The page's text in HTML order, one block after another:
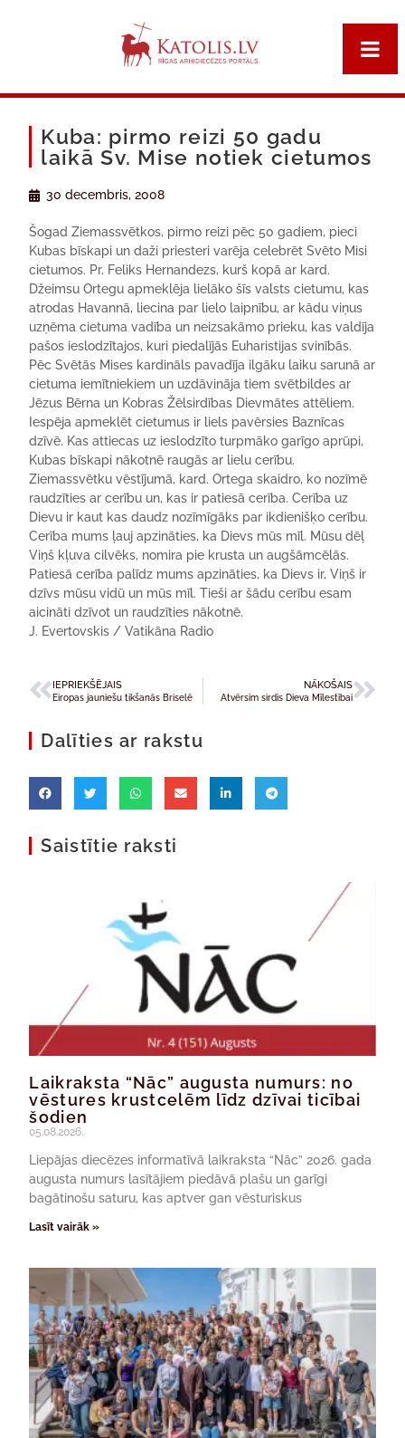
Kuba: pirmo reizi 50 gadu
laikā Sv. Mise notiek cietumos
30 decembris, 2008
Šogad Ziemassvētkos, pirmo reizi pēc 50 gadiem, pieci
Kubas bīskapi un daži priesteri varēja celebrēt Svēto Misi
cietumos. Pr. Feliks Hernandezs, kurš kopā ar kard.
Džeimsu Ortegu apmeklēja lielāko šīs valsts cietumu, kas
atrodas Havannā, liecina par lielo laipnību, ar kādu viņus
uzņēma cietuma vadība un neizsakāmo prieku, kas valdīja
pašos ieslodzītajos, kuri piedalījās Euharistijas svinībās.
Pēc Svētās Mises kardināls pavadīja ilgāku laiku sarunā ar
cietuma iemītniekiem un uzdāvināja tiem svētbildes ar
Jēzus Bērna un Kobras Žēlsirdības Dievmātes attēliem.
Iespēja apmeklēt cietumus ir liels pavērsies Baznīcas
dzīvē. Kas attiecas uz ieslodzīto turpmāko garīgo aprūpi,
Kubas bīskapi nākotnē raugās ar lielu cerību.
Ziemassvētku vēstījumā, kard. Ortega skaidro, ko nozīmē
raudzīties ar cerību un, kas ir patiesā cerība. Cerība uz
Dievu ir kaut kas daudz nozīmīgāks par ikdienišķo cerību.
Cerība mums ļauj apzināties, ka Dievs mūs mīl. Mūsu dēļ
Viņš kļuva cilvēks, nomira pie krusta un augšāmcēlās.
Patiesā cerība palīdz mums apzināties, ka Dievs ir, Viņš ir
dzīvs mūsu vidū un mūs mīl. Tieši ar šādu cerību esam
aicināti dzīvot un raudzīties nākotnē.
J. Evertovskis / Vatikāna Radio
IEPRIEKŠĒJAIS
Eiropas jauniešu tikšanās Briselē
NĀKOŠAIS
Atvērsim sirdis Dieva Mīlestībai
Dalīties ar rakstu
Saistītie raksti
Laikraksta “Nāc” augusta numurs: no
vēstures krustcelēm līdz dzīvai ticībai
šodien
05.08.2026.
Liepājas diecēzes informatīvā laikraksta “Nāc” 2026. gada
augusta numurs lasītājiem piedāvā plašu un garīgi
bagātinošu saturu, kas aptver gan vēsturiskus
Lasīt vairāk »